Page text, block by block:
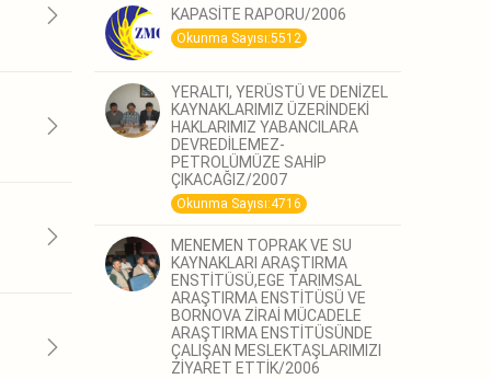
KAPASİTE RAPORU/2006
Okunma Sayısı:5512
YERALTI, YERÜSTÜ VE DENİZEL
KAYNAKLARIMIZ ÜZERİNDEKİ
HAKLARIMIZ YABANCILARA
DEVREDİLEMEZ-
PETROLÜMÜZE SAHİP
ÇIKACAĞIZ/2007
Okunma Sayısı:4716
MENEMEN TOPRAK VE SU
KAYNAKLARI ARAŞTIRMA
ENSTİTÜSÜ,EGE TARIMSAL
ARAŞTIRMA ENSTİTÜSÜ VE
BORNOVA ZİRAİ MÜCADELE
ARAŞTIRMA ENSTİTÜSÜNDE
ÇALIŞAN MESLEKTAŞLARIMIZI
ZİYARET ETTİK/2006